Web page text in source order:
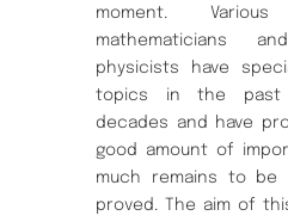
moment.
mathematicians
physicists have
topics in the
decades and have
good amount of
much remains to be
proved. The aim of